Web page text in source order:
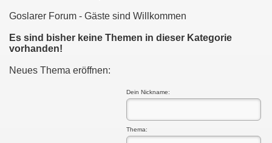
Goslarer Forum - Gäste sind Willkommen
Es sind bisher keine Themen in dieser Kategorie
vorhanden!
Neues Thema eröffnen:
Dein Nickname:
Thema: